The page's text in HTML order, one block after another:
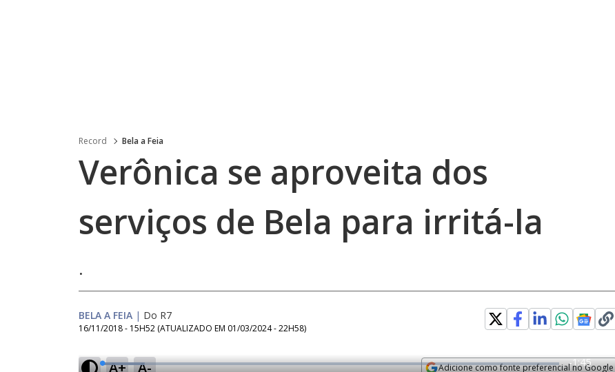
Record Bela a Feia
Verônica se aproveita dos
serviços de Bela para irritá-la
.
BELA A FEIA | Do R7
16/11/2018 - 15H52 (ATUALIZADO EM 01/03/2024 - 22H58)
A+ A- Adicione como fonte preferencial no Google
L
R
-1:45